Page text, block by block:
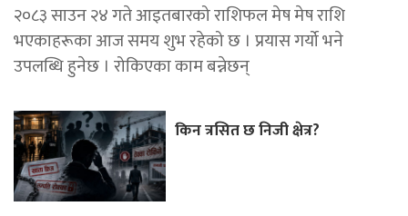
२०८३ साउन २४ गते आइतबारको राशिफल मेष मेष राशि
भएकाहरूका आज समय शुभ रहेको छ । प्रयास गर्यो भने
उपलब्धि हुनेछ । रोकिएका काम बन्नेछन्
किन त्रसित छ निजी क्षेत्र?